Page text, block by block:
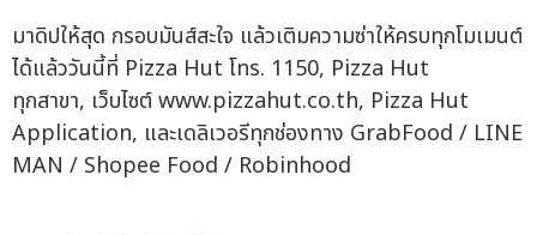
มาดิปให้สุด กรอบมันส์สะใจ แล้วเติมความซ่าให้ครบทุกโมเมนต์
ได้แล้ววันนี้ที่ Pizza Hut โทร. 1150, Pizza Hut
ทุกสาขา, เว็บไซต์ www.pizzahut.co.th, Pizza Hut
Application, และเดลิเวอรีทุกช่องทาง GrabFood / LINE
MAN / Shopee Food / Robinhood